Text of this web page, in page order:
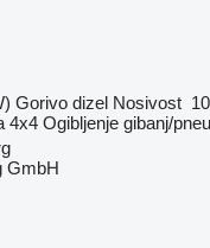
Gorivo dizel Nosivost
4x4 Ogibljenje gibanj/
GmbH